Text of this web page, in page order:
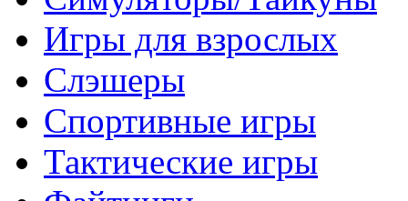
Игры для взрослых
Слэшеры
Спортивные игры
Тактические игры